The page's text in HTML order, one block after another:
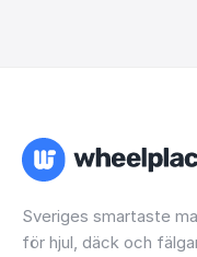
Sveriges smartaste
för hjul, däck och